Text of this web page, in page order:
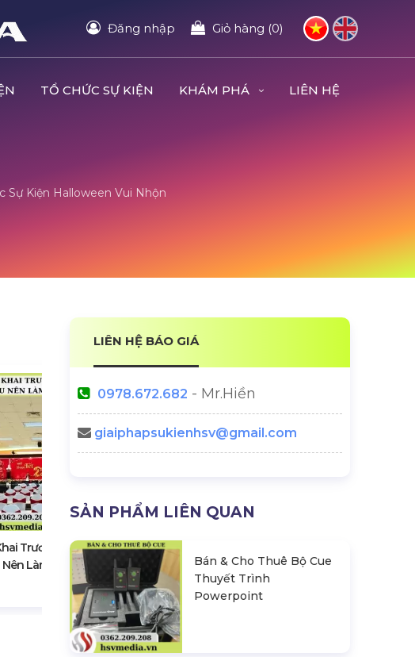
Đăng nhập Giỏ hàng (0)
TỔ CHỨC SỰ KIỆN KHÁM PHÁ LIÊN HỆ
Sự Kiện Halloween Vui Nhộn
Trương Đầu Năm:
Làm & Cần Tránh
Đồ Đen? Quy Tắc Ngầm
LIÊN HỆ BÁO GIÁ
0978.672.682 - Mr.Hiền
giaiphapsukienhsv@gmail.com
SẢN PHẨM LIÊN QUAN
Bán & Cho Thuê Bộ Cue
Thuyết Trình
Powerpoint